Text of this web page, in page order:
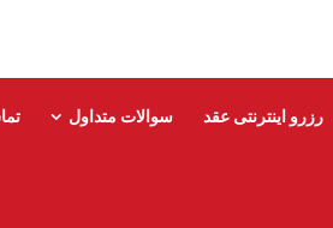
رزرو اینترنتی عقد سوالات متداول